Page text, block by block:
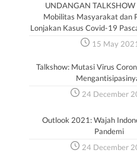
UNDANGAN TALKSHOW
Mobilitas Masyarakat dan
Lonjakan Kasus Covid-19
15 May 2021
Talkshow: Mutasi Virus
24 December
Outlook 2021: Wajah
Pandemi
24 December